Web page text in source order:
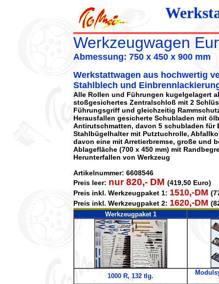
Werkzeugwagen
Abmessung: 750 x 450 x 900 mm
Werkstattwagen aus hochwertig
Stahlblech und
Alle Rollen und Führungen kugelgelagert
stoßgesichertes Zentralschloß mit 2
Führungsgriff und gleichzeitig
Herausfallen gesicherte Schubladen mit
Antirutschmatten, davon 5 schubladen für
Stahlbügelhalter mit Putztuchrolle,
davon eine mit Arretierbremse, große und
Ablagefläche (700 x 450 mm) mit
Herunterfallen von Werkzeug
Artikelnummer: 6608546
Preis leer: nur 820,- DM (419,50 Euro)
Preis inkl. Werkzeugpaket 1: 1510,-DM
Preis inkl. Werkzeugpaket 2: 1620,-DM
Werkzeugpaket 1
1000 R, 132 tlg.